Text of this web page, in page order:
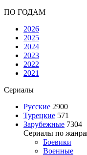
ПО ГОДАМ
2026
2025
2024
2023
2022
2021
Сериалы
Русские 2900
Турецкие 571
Зарубежные 7304
Сериалы по
Боевики
Военные